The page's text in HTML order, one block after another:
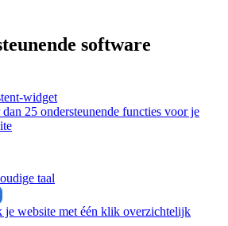
software
widget
25 ondersteunende functies voor je
taal
je website met één klik overzichtelijk